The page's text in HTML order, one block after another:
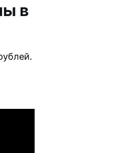
в